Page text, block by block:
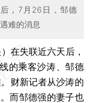
，7月26日，邹德
难的消息
在失联近六天后，
的乘客沙涛、邹德
财新记者从沙涛的
而邹德强的妻子也